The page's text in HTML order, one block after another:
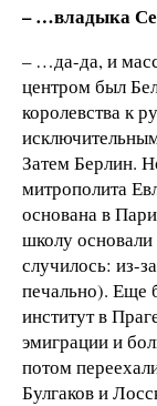
– …владыка
– …да-да, и
центром был
королевства к
Затем Берлин.
митрополита
основана в
школу основали
случилось: из-
печально). Еще
институт в
эмиграции и
потом
Булгаков и